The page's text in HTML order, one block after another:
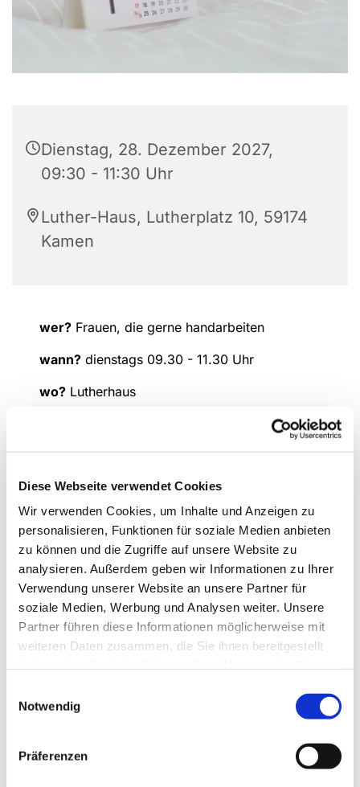
Diese Webseite verwendet Cookies
Wir verwenden Cookies, um Inhalte und Anzeigen zu
personalisieren, Funktionen für soziale Medien anbieten
zu können und die Zugriffe auf unsere Website zu
analysieren. Außerdem geben wir Informationen zu Ihrer
Verwendung unserer Website an unsere Partner für
soziale Medien, Werbung und Analysen weiter. Unsere
Partner führen diese Informationen möglicherweise mit
weiteren Daten zusammen, die Sie ihnen bereitgestellt
Notwendig
Präferenzen
Dienstag, 28. Dezember 2027,
09:30 - 11:30 Uhr
Luther-Haus, Lutherplatz 10, 59174
Kamen
wer?Frauen, die gerne handarbeiten
wann?dienstags 09.30 - 11.30 Uhr
wo?Lutherhaus
: Liesel Meier (Tel: 02307 / 916 6230)